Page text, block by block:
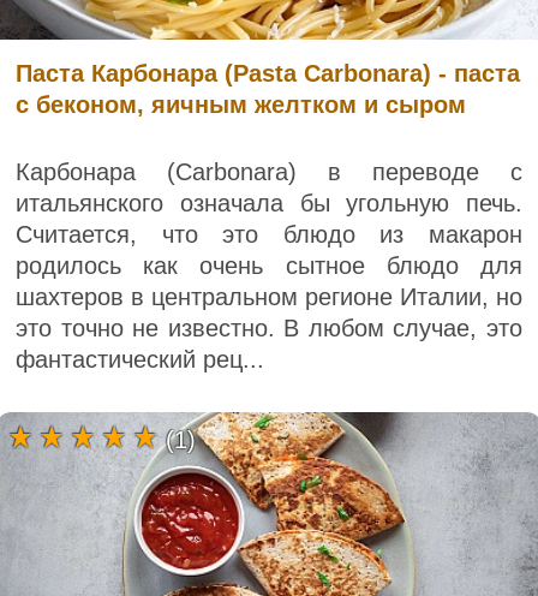
Паста Карбонара (Pasta Carbonara) - паста
с беконом, яичным желтком и сыром
Карбонара (Carbonara) в переводе с
итальянского означала бы угольную печь.
Считается, что это блюдо из макарон
родилось как очень сытное блюдо для
шахтеров в центральном регионе Италии, но
это точно не известно. В любом случае, это
фантастический рец...
(1)